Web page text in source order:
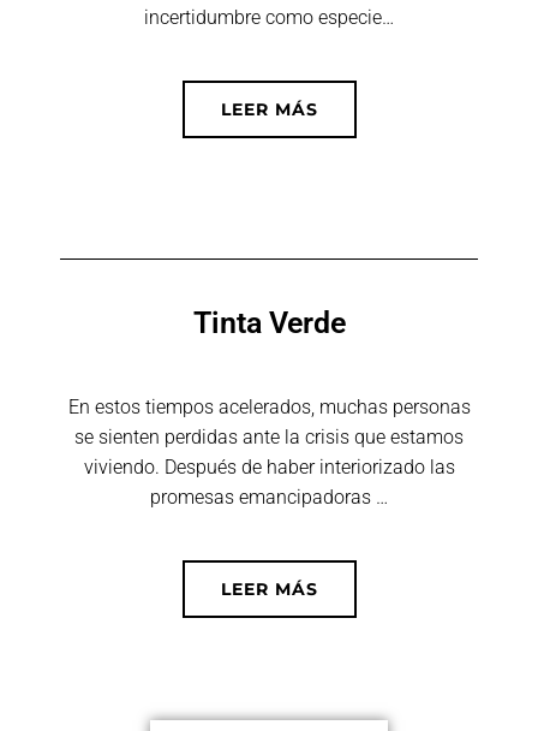
incertidumbre como especie…
LEER MÁS
Tinta Verde
En estos tiempos acelerados, muchas personas
se sienten perdidas ante la crisis que estamos
viviendo. Después de haber interiorizado las
promesas emancipadoras …
LEER MÁS